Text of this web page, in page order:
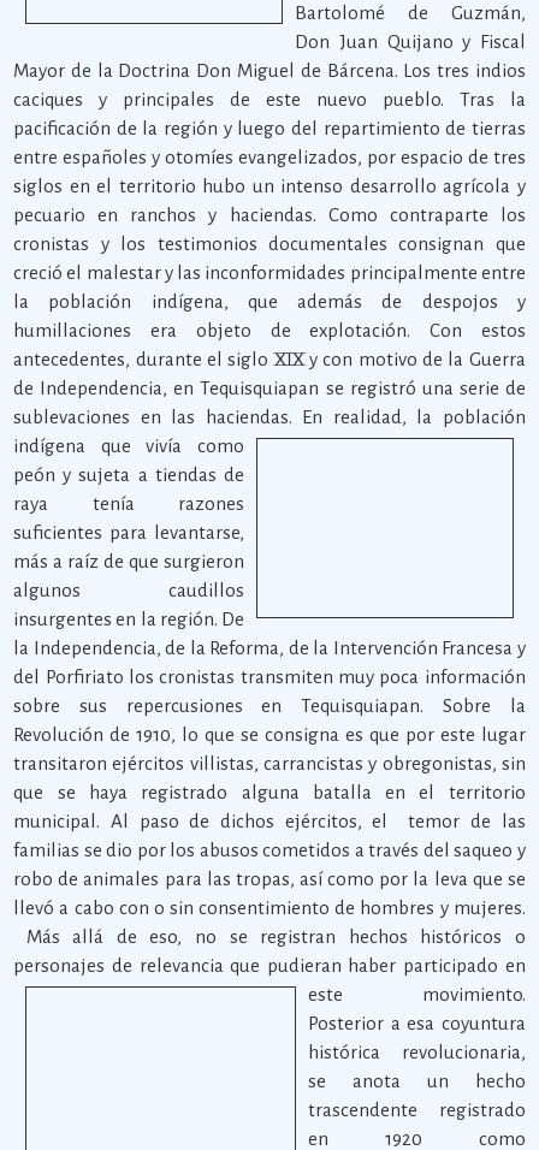
Bartolomé de Guzmán,
Don Juan Quijano y Fiscal
Mayor de la Doctrina Don Miguel de Bárcena. Los tres indios
caciques y principales de este nuevo pueblo. Tras la
pacificación de la región y luego del repartimiento de tierras
entre españoles y otomíes evangelizados, por espacio de tres
siglos en el territorio hubo un intenso desarrollo agrícola y
pecuario en ranchos y haciendas. Como contraparte los
cronistas y los testimonios documentales consignan que
creció el malestar y las inconformidades principalmente entre
la población indígena, que además de despojos y
humillaciones era objeto de explotación. Con estos
antecedentes, durante el siglo XIX y con motivo de la Guerra
de Independencia, en Tequisquiapan se registró una serie de
sublevaciones en las haciendas. En realidad, la población
indígena que vivía como
peón y sujeta a tiendas de
raya tenía razones
suficientes para levantarse,
más a raíz de que surgieron
algunos caudillos
insurgentes en la región. De
la Independencia, de la Reforma, de la Intervención Francesa y
del Porfiriato los cronistas transmiten muy poca información
sobre sus repercusiones en Tequisquiapan. Sobre la
Revolución de 1910, lo que se consigna es que por este lugar
transitaron ejércitos villistas, carrancistas y obregonistas, sin
que se haya registrado alguna batalla en el territorio
municipal. Al paso de dichos ejércitos, el temor de las
familias se dio por los abusos cometidos a través del saqueo y
robo de animales para las tropas, así como por la leva que se
llevó a cabo con o sin consentimiento de hombres y mujeres.
Más allá de eso, no se registran hechos históricos o
personajes de relevancia que pudieran haber participado en
este movimiento.
Posterior a esa coyuntura
histórica revolucionaria,
se anota un hecho
trascendente registrado
en 1920 como